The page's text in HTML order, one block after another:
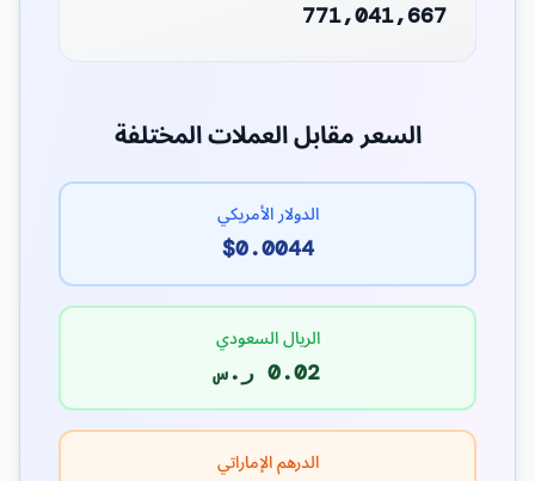
771,041,667
السعر مقابل العملات المختلفة
الدولار الأمريكي
$0.0044
الريال السعودي
0.02 ر.س
الدرهم الإماراتي